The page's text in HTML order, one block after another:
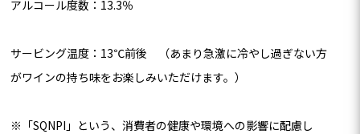
アルコール度数：13.3％
サービング温度：13℃前後 （あまり急激に冷やし過ぎない方
がワインの持ち味をお楽しみいただけます。）
※「SQNPI」という、消費者の健康や環境への影響に配慮し